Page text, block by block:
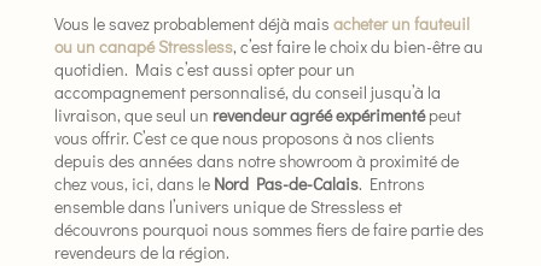
Vous le savez probablement déjà mais acheter un fauteuil
ou un canapé Stressless, c’est faire le choix du bien-être au
quotidien. Mais c’est aussi opter pour un
accompagnement personnalisé, du conseil jusqu’à la
livraison, que seul un revendeur agréé expérimentépeut
vous offrir. C’est ce que nous proposons à nos clients
depuis des années dans notre showroom à proximité de
chez vous, ici, dans le Nord Pas-de-Calais. Entrons
ensemble dans l’univers unique de Stressless et
découvrons pourquoi nous sommes fiers de faire partie des
revendeurs de la région.